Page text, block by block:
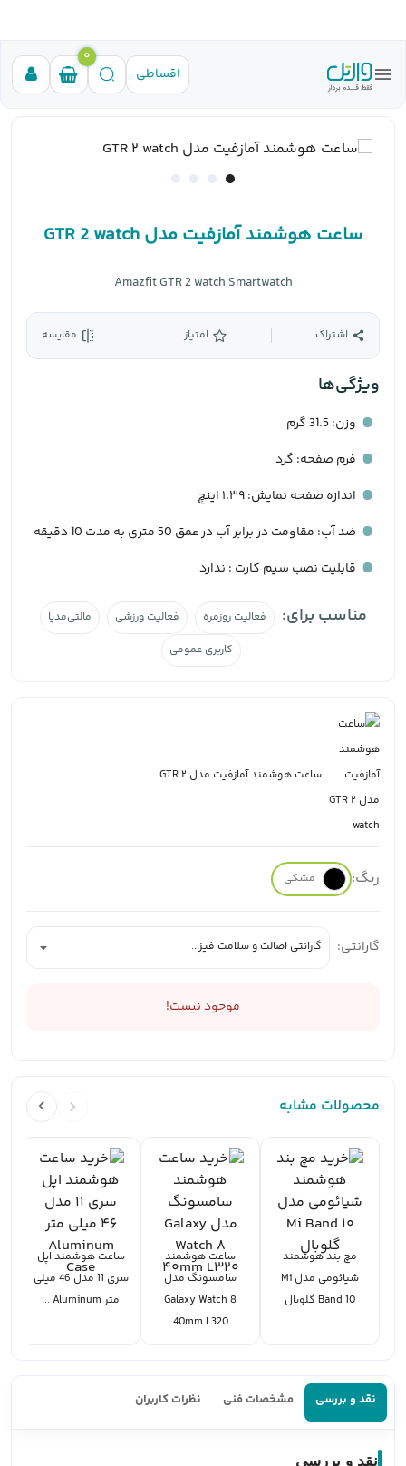
اقساطی
0
ساعت هوشمند آمازفیت مدل GTR 2 watch
Amazfit GTR 2 watch Smartwatch
اشتراک امتیاز مقایسه
ویژگی‌ها
وزن: 31.5 گرم
فرم صفحه: گرد
اندازه صفحه نمایش: ۱.۳۹ اینچ
ضد آب: مقاومت در برابر آب در عمق 50 متری به مدت 10 دقیقه
قابلیت نصب سیم کارت : ندارد
مناسب برای: فعالیت روزمره فعالیت ورزشی
مالتی‌مدیا
کاربری عمومی
ساعت هوشمند آمازفیت مدل GTR 2 ...
رنگ: مشکی
گارانتی: گارانتی اصالت و سلامت فیز...
موجود نیست!
محصولات مشابه
مچ بند هوشمند
شیائومی مدل Mi
Band 10 گلوبال
ساعت هوشمند
سامسونگ مدل
Galaxy Watch 8
40mm L320
ساعت هوشمند اپل
سری 11 مدل 46 میلی
متر Aluminum ...
نقد و بررسی مشخصات فنی نظرات کاربران
نقد و بررسی